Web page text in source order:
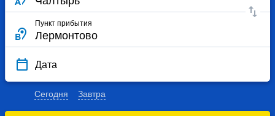
Пункт прибытия
Дата
Сегодня Завтра